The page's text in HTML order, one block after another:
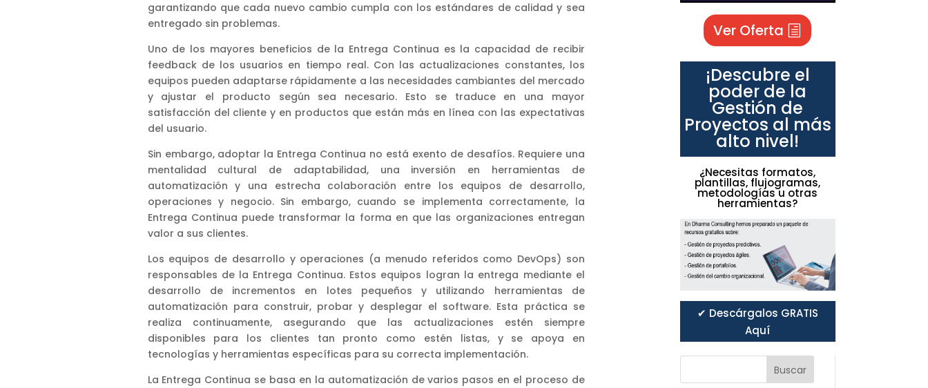
garantizando que cada nuevo cambio cumpla con los estándares de calidad y sea
entregado sin problemas.
Uno de los mayores beneficios de la Entrega Continua es la capacidad de recibir
feedback de los usuarios en tiempo real. Con las actualizaciones constantes, los
equipos pueden adaptarse rápidamente a las necesidades cambiantes del mercado
y ajustar el producto según sea necesario. Esto se traduce en una mayor
satisfacción del cliente y en productos que están más en línea con las expectativas
del usuario.
Sin embargo, adoptar la Entrega Continua no está exento de desafíos. Requiere una
mentalidad cultural de adaptabilidad, una inversión en herramientas de
automatización y una estrecha colaboración entre los equipos de desarrollo,
operaciones y negocio. Sin embargo, cuando se implementa correctamente, la
Entrega Continua puede transformar la forma en que las organizaciones entregan
valor a sus clientes.
Los equipos de desarrollo y operaciones (a menudo referidos como DevOps) son
responsables de la Entrega Continua. Estos equipos logran la entrega mediante el
desarrollo de incrementos en lotes pequeños y utilizando herramientas de
automatización para construir, probar y desplegar el software. Esta práctica se
realiza continuamente, asegurando que las actualizaciones estén siempre
disponibles para los clientes tan pronto como estén listas, y se apoya en
tecnologías y herramientas específicas para su correcta implementación.
La Entrega Continua se basa en la automatización de varios pasos en el proceso de
Ver Oferta
¡Descubre el
poder de la
Gestión de
Proyectos al más
alto nivel!
¿Necesitas formatos,
plantillas, flujogramas,
metodologías u otras
herramientas?
✔ Descárgalos GRATIS
Aquí
Buscar